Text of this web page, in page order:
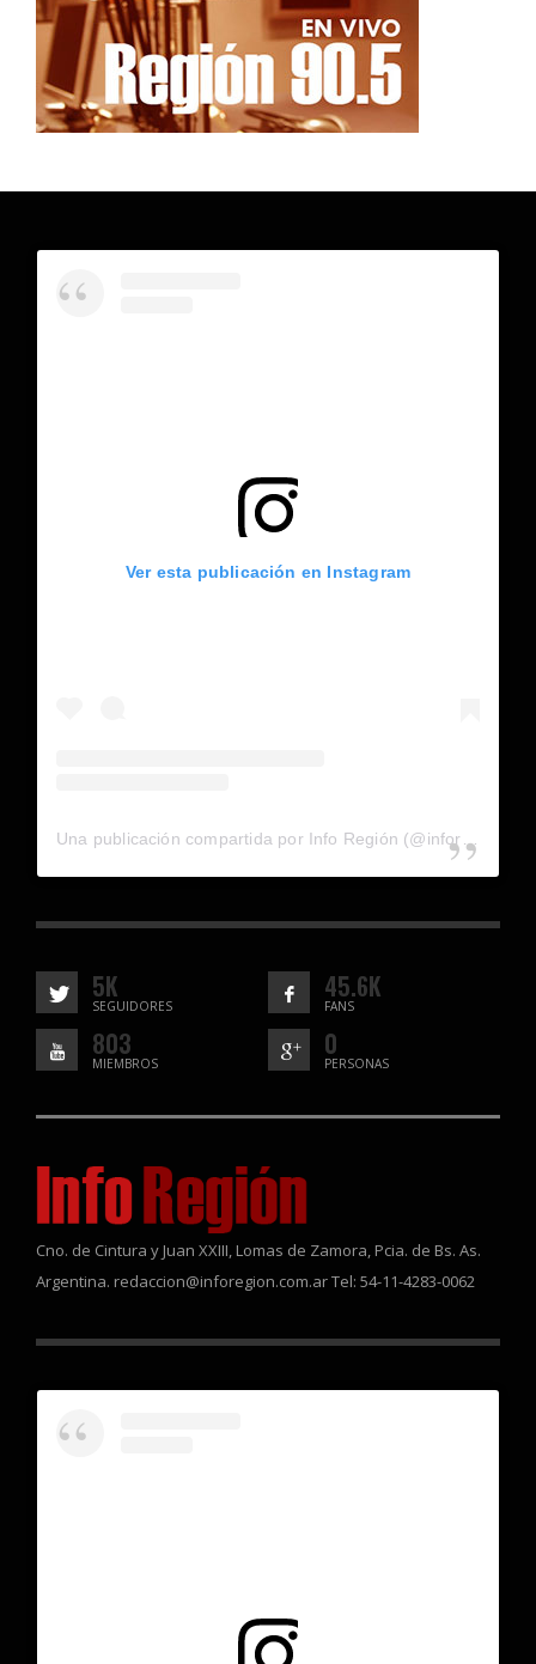
Ver esta publicación en Instagram
5K
SEGUIDORES
45.6K
FANS
803
MIEMBROS
0
PERSONAS
Cno. de Cintura y Juan XXIII, Lomas de Zamora, Pcia. de Bs. As.
Argentina. redaccion@inforegion.com.ar Tel: 54-11-4283-0062